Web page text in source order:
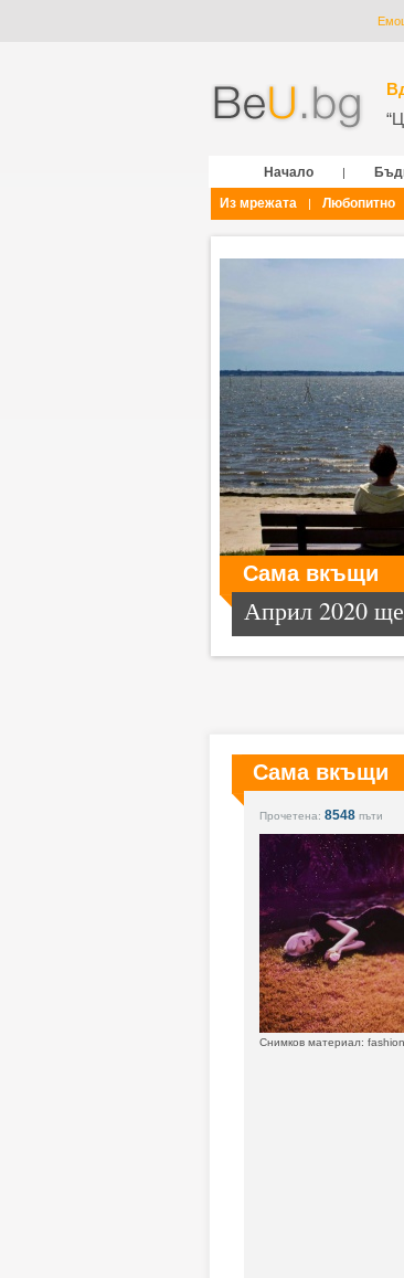
Начало |
Из мрежата
| Любопитно
Сама вкъщи
Април 2020
Сама вкъщи
Прочетена: 8548пъти
Снимков материал: